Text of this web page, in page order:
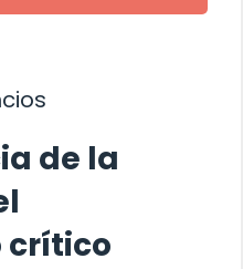
de la
crítico